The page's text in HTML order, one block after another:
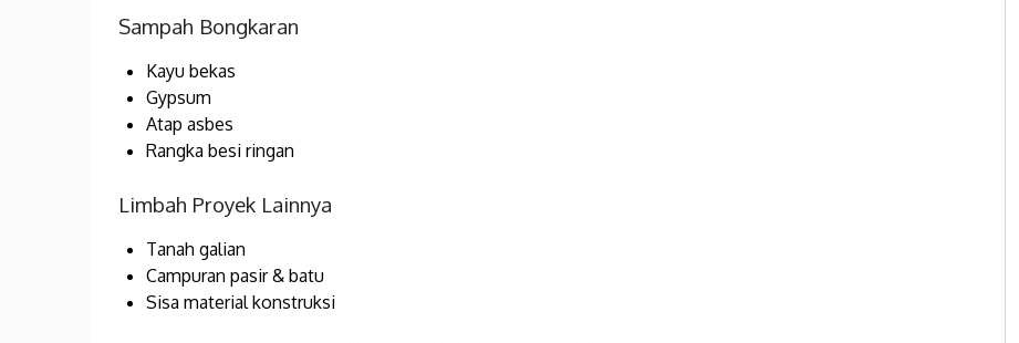
Sampah Bongkaran
Kayu bekas
Gypsum
Atap asbes
Rangka besi ringan
Limbah Proyek Lainnya
Tanah galian
Campuran pasir & batu
Sisa material konstruksi